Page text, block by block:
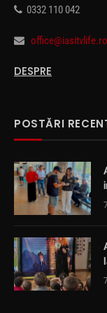
0332 110 042
office@iasitvlife.ro
DESPRE
POSTĂRI